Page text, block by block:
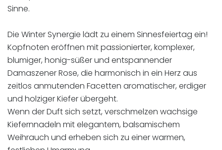
Sinne.
Die Winter Synergie lädt zu einem Sinnesfeiertag ein!
Kopfnoten eröffnen mit passionierter, komplexer,
blumiger, honig-süßer und entspannender
Damaszener Rose, die harmonisch in ein Herz aus
zeitlos anmutenden Facetten aromatischer, erdiger
und holziger Kiefer übergeht.
Wenn der Duft sich setzt, verschmelzen wachsige
Kiefernnadeln mit elegantem, balsamischem
Weihrauch und erheben sich zu einer warmen,